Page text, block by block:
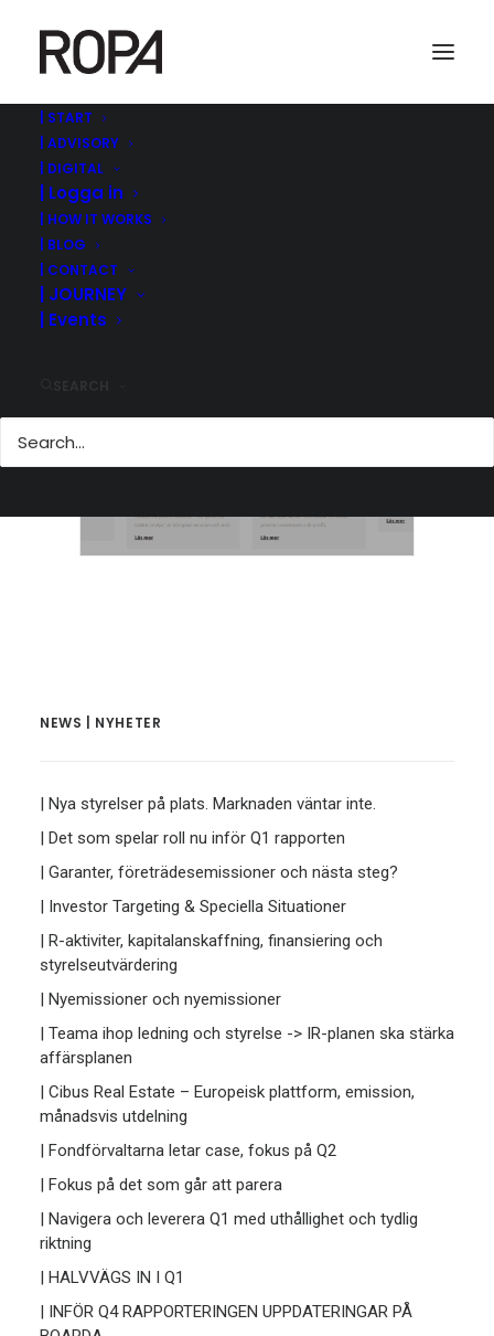
| START
| ADVISORY
| DIGITAL
| Logga in
| HOW IT WORKS
| BLOG
| CONTACT
| JOURNEY
| Events
NEWS | NYHETER
| Nya styrelser på plats. Marknaden väntar inte.
| Det som spelar roll nu inför Q1 rapporten
| Garanter, företrädesemissioner och nästa steg?
| Investor Targeting & Speciella Situationer
| R-aktiviter, kapitalanskaffning, finansiering och
styrelseutvärdering
| Nyemissioner och nyemissioner
| Teama ihop ledning och styrelse -> IR-planen ska stärka
affärsplanen
| Cibus Real Estate – Europeisk plattform, emission,
månadsvis utdelning
| Fondförvaltarna letar case, fokus på Q2
| Fokus på det som går att parera
| Navigera och leverera Q1 med uthållighet och tydlig
riktning
| HALVVÄGS IN I Q1
| INFÖR Q4 RAPPORTERINGEN UPPDATERINGAR PÅ